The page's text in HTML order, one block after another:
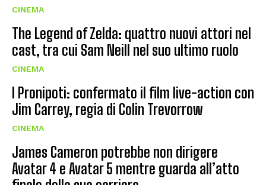
CINEMA
The Legend of Zelda: quattro nuovi attori nel
cast, tra cui Sam Neill nel suo ultimo ruolo
CINEMA
I Pronipoti: confermato il film live-action con
Jim Carrey, regia di Colin Trevorrow
CINEMA
James Cameron potrebbe non dirigere
Avatar 4 e Avatar 5 mentre guarda all’atto